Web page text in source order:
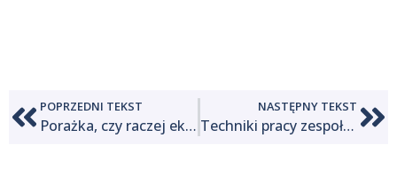
POPRZEDNI TEKST
Porażka, czy raczej eksperymentowanie?
NASTĘPNY TEKST
Techniki pracy zespołowej: płynność kognitywna umożliwia uczenie się.